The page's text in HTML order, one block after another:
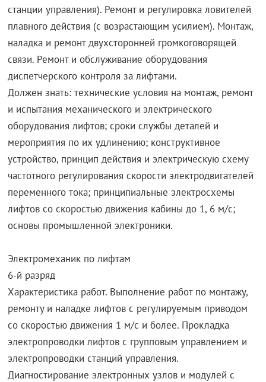
станции управления). Ремонт и регулировка ловителей
плавного действия (с возрастающим усилием). Монтаж,
наладка и ремонт двухсторонней громкоговорящей
связи. Ремонт и обслуживание оборудования
диспетчерского контроля за лифтами.
Должен знать: технические условия на монтаж, ремонт
и испытания механического и электрического
оборудования лифтов; сроки службы деталей и
мероприятия по их удлинению; конструктивное
устройство, принцип действия и электрическую схему
частотного регулирования скорости электродвигателей
переменного тока; принципиальные электросхемы
лифтов со скоростью движения кабины до 1, 6 м/с;
основы промышленной электроники.
Электромеханик по лифтам
6-й разряд
Характеристика работ. Выполнение работ по монтажу,
ремонту и наладке лифтов с регулируемым приводом
со скоростью движения 1 м/с и более. Прокладка
электропроводки лифтов с групповым управлением и
электропроводки станций управления.
Диагностирование электронных узлов и модулей с